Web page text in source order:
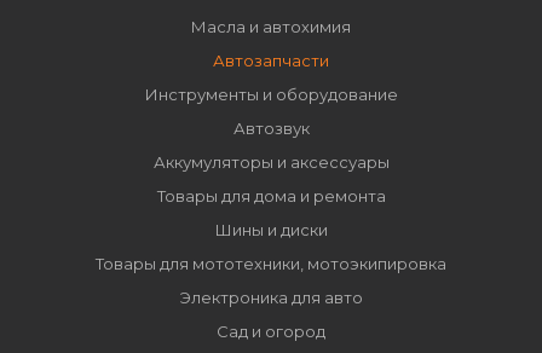
Масла и автохимия
Автозапчасти
Инструменты и оборудование
Автозвук
Аккумуляторы и аксессуары
Товары для дома и ремонта
Шины и диски
Товары для мототехники, мотоэкипировка
Электроника для авто
Сад и огород